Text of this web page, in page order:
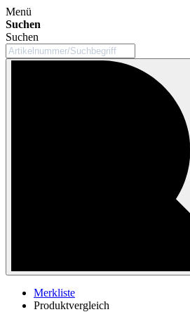
Menü
Suchen
Suchen
Merkliste
Produktvergleich